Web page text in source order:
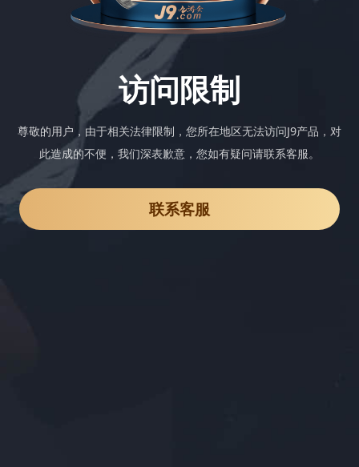
访问限制
尊敬的用户，由于相关法律限制，您所在地区无法访问J9产品，对
此造成的不便，我们深表歉意，您如有疑问请联系客服。
联系客服